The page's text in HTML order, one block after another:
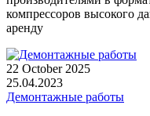
компрессоров высокого
аренду
22 October 2025
25.04.2023
Демонтажные работы